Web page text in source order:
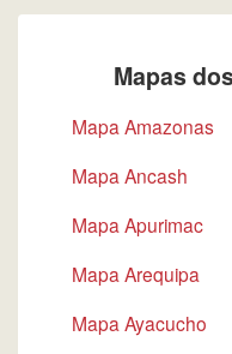
Mapas
Mapa Amazonas
Mapa Ancash
Mapa Apurimac
Mapa Arequipa
Mapa Ayacucho